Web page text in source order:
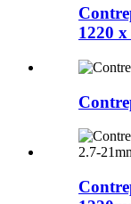
1220